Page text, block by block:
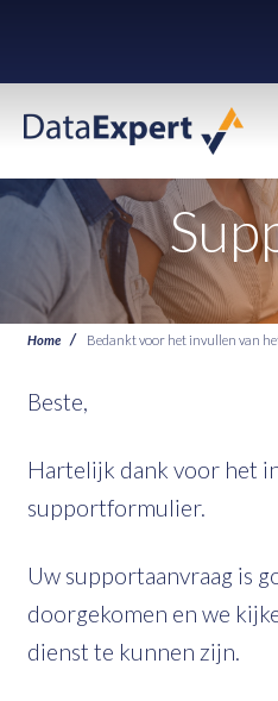
Home Bedankt voor het invullen van
Beste,
Hartelijk dank voor het
supportformulier.
Uw supportaanvraag is
doorgekomen en we
dienst te kunnen zijn.